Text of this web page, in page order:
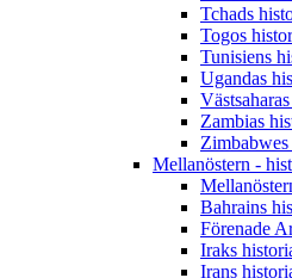
Tchads
Togos
Tunisiens
Ugandas
Zambias
Mellanöstern -
Bahrains
Förenade
Iraks
Irans